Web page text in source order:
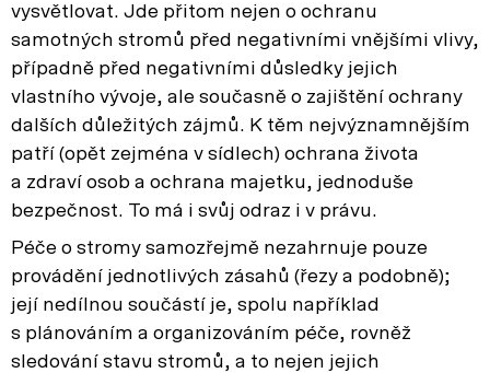
vysvětlovat. Jde přitom nejen o ochranu
samotných stromů před negativními vnějšími vlivy,
případně před negativními důsledky jejich
vlastního vývoje, ale současně o zajištění ochrany
dalších důležitých zájmů. K těm nejvýznamnějším
patří (opět zejména v sídlech) ochrana života
a zdraví osob a ochrana majetku, jednoduše
bezpečnost. To má i svůj odraz i v právu.
Péče o stromy samozřejmě nezahrnuje pouze
provádění jednotlivých zásahů (řezy a podobně);
její nedílnou součástí je, spolu například
s plánováním a organizováním péče, rovněž
sledování stavu stromů, a to nejen jejich